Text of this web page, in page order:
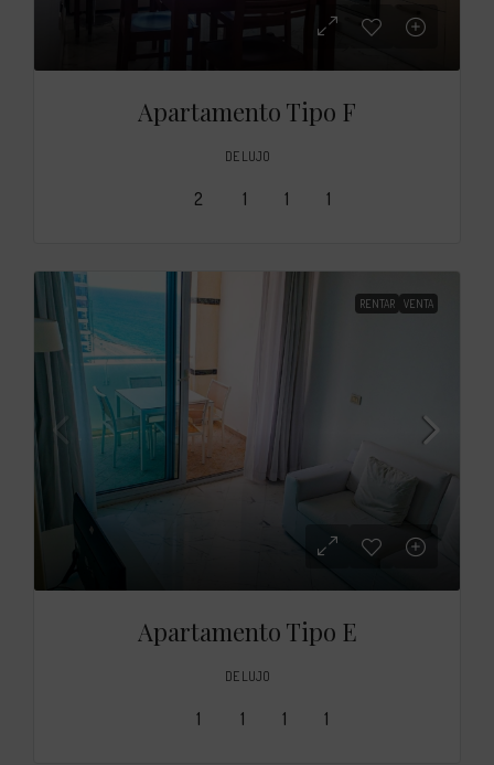
Apartamento Tipo F
DE LUJO
2 1 1 1
RENTAR VENTA
Apartamento Tipo E
DE LUJO
1 1 1 1